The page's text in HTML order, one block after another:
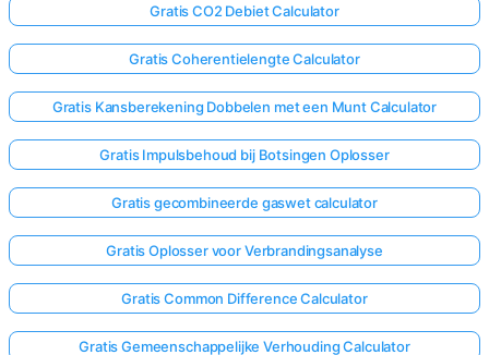
Gratis CO2 Debiet Calculator
Gratis Coherentielengte Calculator
Gratis Kansberekening Dobbelen met een Munt Calculator
Gratis Impulsbehoud bij Botsingen Oplosser
Gratis gecombineerde gaswet calculator
Gratis Oplosser voor Verbrandingsanalyse
Gratis Common Difference Calculator
Gratis Gemeenschappelijke Verhouding Calculator